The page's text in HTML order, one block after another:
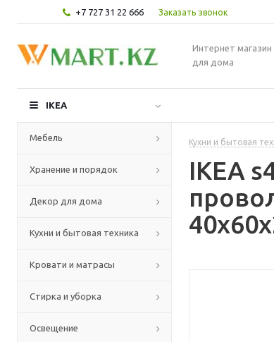
+7 727 31 22 666 Заказать звонок
Интернет
для дома
IKEA
Мебель
Хранение и порядок
Декор для дома
Кухни и бытовая техника
Кровати и матрасы
Стирка и уборка
Освещение
Кухни и бытовая
IKEA